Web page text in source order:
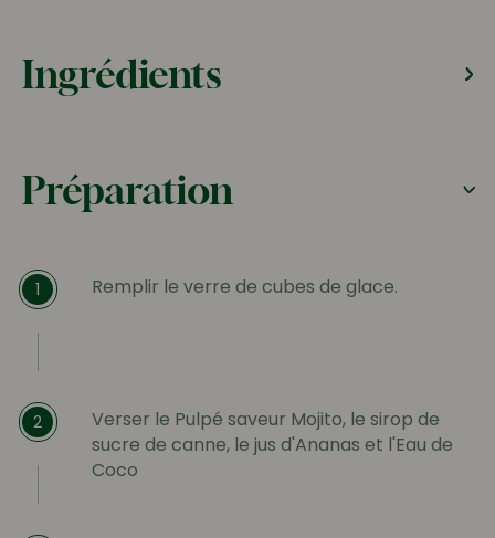
Ingrédients
Préparation
1 Remplir le verre de cubes de glace.
2
Verser le Pulpé saveur Mojito, le sirop de
sucre de canne, le jus d'Ananas et l'Eau de
Coco